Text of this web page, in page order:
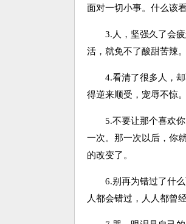
面对一切小事。什么该
3.人，坚强久了会疲
活，就免不了酸甜苦辣
4.看清了很多人，却
得逆来顺受，宠辱不惊
5.不要让那个喜欢你
一次。那一次以后，你
的改变了。
6.别再为错过了什么
人都会错过，人人都曾